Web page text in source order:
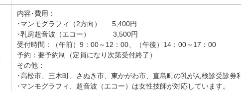
内容･費用：
･マンモグラフィ（2方向） 5,400円
･乳房超音波（エコー） 3,500円
受付時間：（午前）9：00～12：00、（午後）14：00～17：00
予約：要予約制（定員になり次第受付終了）
その他：
･高松市、三木町、さぬき市、東かがわ市、直島町の乳がん検診受診券
･マンモグラフィ、超音波（エコー）は女性技師が対応しています。